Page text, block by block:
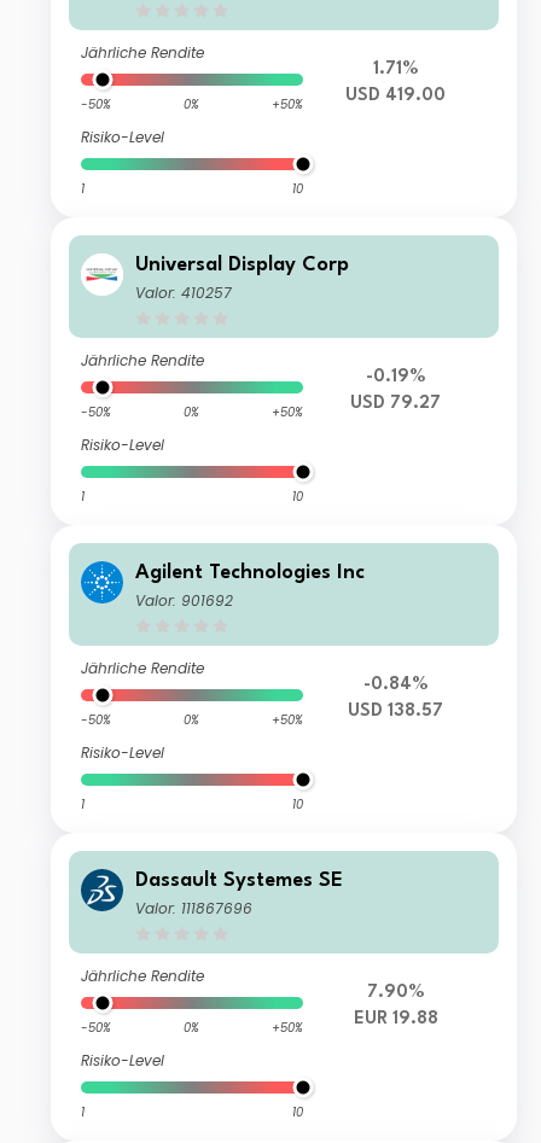
Jährliche Rendite
-50% 0% +50%
Risiko-Level
1 10
1.71%
USD 419.00
Universal Display Corp
Valor: 410257
Jährliche Rendite
-50% 0% +50%
Risiko-Level
1 10
-0.19%
USD 79.27
Agilent Technologies Inc
Valor: 901692
Jährliche Rendite
-50% 0% +50%
Risiko-Level
1 10
-0.84%
USD 138.57
Dassault Systemes SE
Valor: 111867696
Jährliche Rendite
-50% 0% +50%
Risiko-Level
1 10
7.90%
EUR 19.88